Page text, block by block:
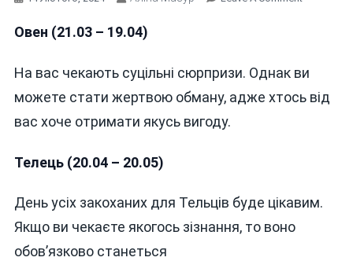
ЛЮТОГО
РОКУ
Овен (21.03 – 19.04)
На вас чекають суцільні сюрпризи. Однак ви
можете стати жертвою обману, адже хтось від
вас хоче отримати якусь вигоду.
Телець (20.04 – 20.05)
День усіх закоханих для Тельців буде цікавим.
Якщо ви чекаєте якогось зізнання, то воно
обов’язково станеться